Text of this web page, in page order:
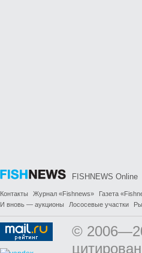
FISHNEWS Online
Контакты Журнал «Fishnews» Газета
И вновь — аукционы
Лососевые участки
©